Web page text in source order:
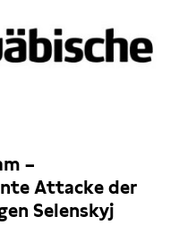
–
Attacke der
Selenskyj